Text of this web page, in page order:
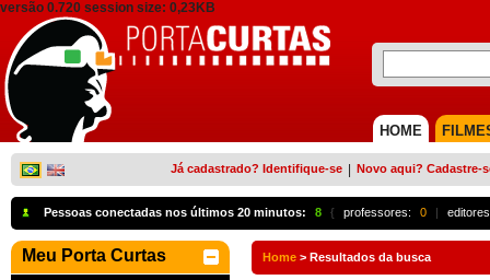
versão 0.720 session size: 0,23KB
HOME
Já cadastrado? Identifique-se Novo aqui? Cadastre-
Pessoas conectadas nos últimos 20 minutos: 8 { professores: 0 |
Meu Porta Curtas Home > Resultados da busca